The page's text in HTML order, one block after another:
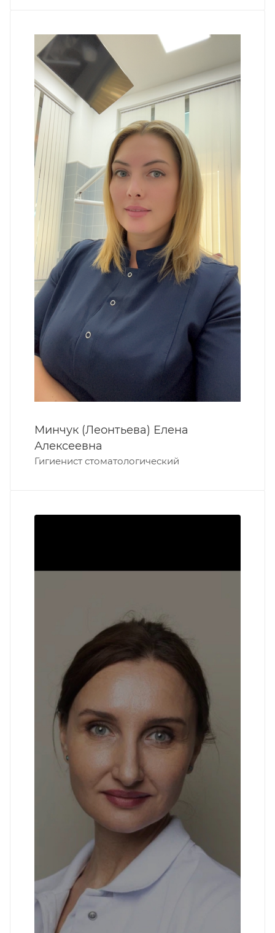
Минчук (Леонтьева) Елена
Алексеевна
Гигиенист стоматологический